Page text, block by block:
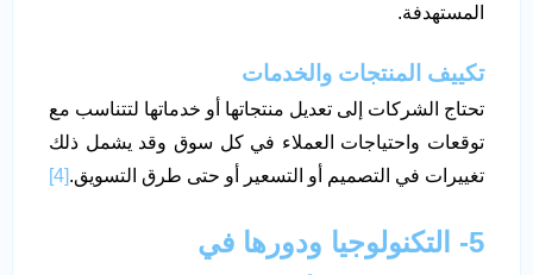
المستهدفة.
تكييف المنتجات والخدمات
تحتاج الشركات إلى تعديل منتجاتها أو خدماتها لتتناسب مع
توقعات واحتياجات العملاء في كل سوق وقد يشمل ذلك
تغييرات في التصميم أو التسعير أو حتى طرق التسويق.[4]
5- التكنولوجيا ودورها في